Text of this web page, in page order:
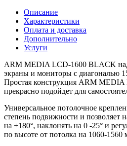
Описание
Характеристики
Оплата и доставка
Дополнительно
Услуги
ARM MEDIA LCD-1600 BLACK
экраны и мониторы с диагональю
Простая конструкция ARM
прекрасно подойдет для
Универсальное потолочное
степень подвижности и позволяет
на ±180°, наклонять на 0 -25° и
по высоте от потолка на 1060-1560